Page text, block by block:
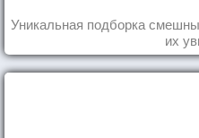
Уникальная подборка
их